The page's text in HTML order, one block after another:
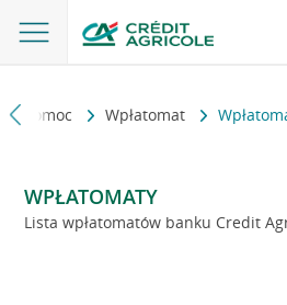
i pomoc Wpłatomat
WPŁATOMATY
Lista wpłatomatów banku Credit